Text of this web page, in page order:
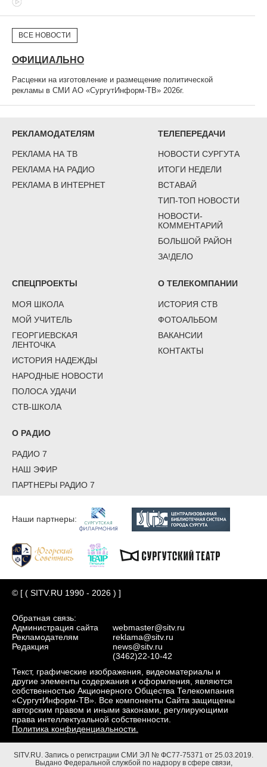
ВСЕ НОВОСТИ
ОФИЦИАЛЬНО
Расценки на изготовление и размещение политической
рекламы в СМИ АО «СургутИнформ-ТВ» 2026г.
РЕКЛАМОДАТЕЛЯМ
РЕКЛАМА НА ТВ
РЕКЛАМА НА РАДИО
РЕКЛАМА В ИНТЕРНЕТ
ТЕЛЕПЕРЕДАЧИ
НОВОСТИ СУРГУТА
ИТОГИ НЕДЕЛИ
ВСТАВАЙ
ТИП-ТОП НОВОСТИ
НОВОСТИ-
КОММЕНТАРИЙ
БОЛЬШОЙ РАЙОН
ЗА!ДЕЛО
СПЕЦПРОЕКТЫ
МОЯ ШКОЛА
МОЙ УЧИТЕЛЬ
ГЕОРГИЕВСКАЯ
ЛЕНТОЧКА
ИСТОРИЯ НАДЕЖДЫ
НАРОДНЫЕ НОВОСТИ
ПОЛОСА УДАЧИ
СТВ-ШКОЛА
О ТЕЛЕКОМПАНИИ
ИСТОРИЯ СТВ
ФОТОАЛЬБОМ
ВАКАНСИИ
КОНТАКТЫ
О РАДИО
РАДИО 7
НАШ ЭФИР
ПАРТНЕРЫ РАДИО 7
Наши партнеры:
© [ ( SITV.RU 1990 - 2026 ) ]
Обратная связь:
Администрация сайта
Рекламодателям
Редакция
webmaster@sitv.ru
reklama@sitv.ru
news@sitv.ru
(3462)22-10-42
Текст, графические изображения, видеоматериалы и
другие элементы содержания и оформления, являются
собственностью Акционерного Общества Телекомпания
«СургутИнформ-ТВ». Все компоненты Сайта защищены
авторским правом и иными законами, регулирующими
права интеллектуальной собственности.
Политика конфиденциальности.
SITV.RU. Запись о регистрации СМИ ЭЛ № ФС77-75371 от 25.03.2019.
Выдано Федеральной службой по надзору в сфере связи,